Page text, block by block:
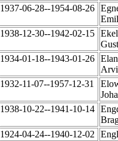
1937-06-28--1954-08-26
1938-12-30--1942-02-15
1934-01-18--1943-01-26
1932-11-07--1957-12-31
1938-10-22--1941-10-14
1924-04-24--1940-12-02